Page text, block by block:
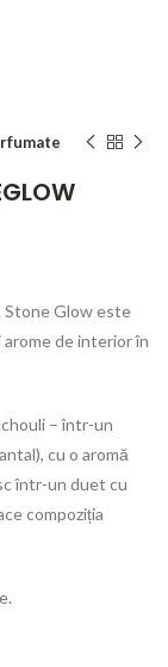
Stone Glow este
arome de interior în
– într-un
cu o aromă
într-un duet cu
compoziția